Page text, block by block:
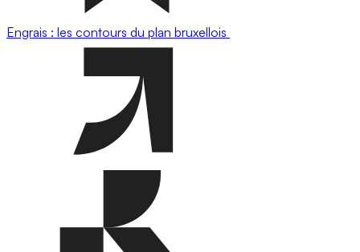
Engrais : les contours du plan bruxellois